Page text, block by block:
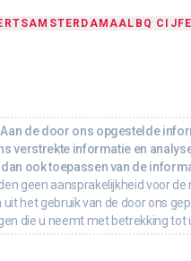
AMSTERDAM AALB Q
Aan de door ons opgestelde
verstrekte informatie en
ook toepassen van de
geen aansprakelijkheid voor
uit het gebruik van de door ons
die u neemt met betrekking tot